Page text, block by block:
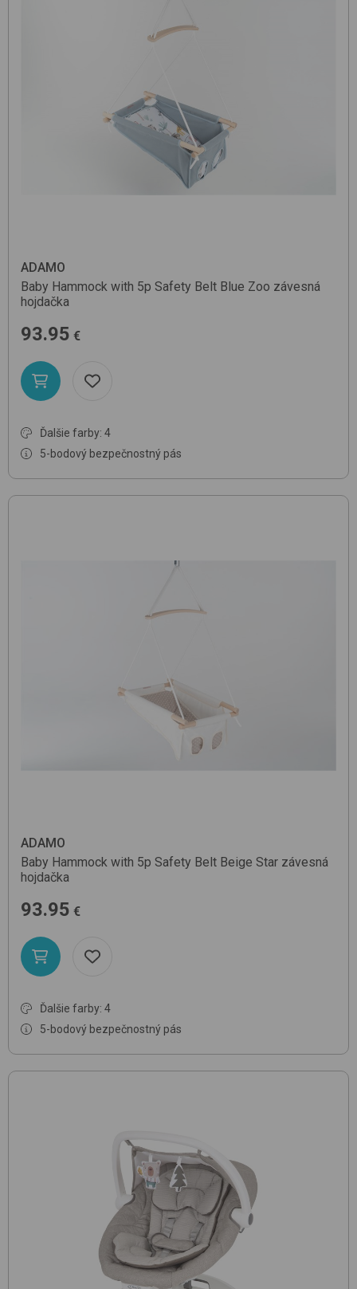
ADAMO
Baby Hammock with 5p Safety Belt Blue Zoo závesná
hojdačka
93.95 €
Ďalšie farby: 4
5-bodový bezpečnostný pás
ADAMO
Baby Hammock with 5p Safety Belt Beige Star závesná
hojdačka
93.95 €
Ďalšie farby: 4
5-bodový bezpečnostný pás